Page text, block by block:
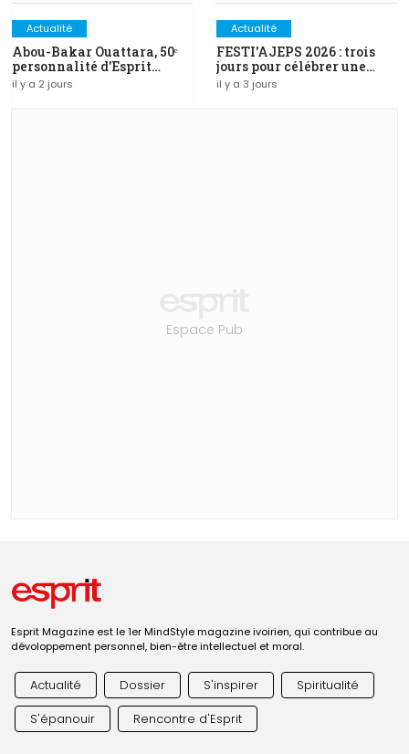
Espace Pub
Actualité
Abou-Bakar Ouattara, 50ᵉ
personnalité d'Esprit
Magazine distinguée au
Prix d'Excellence 2026
il y a 2 jours
Actualité
FESTI'AJEPS 2026 : trois
jours pour célébrer une
identité, inaugurer un
avenir
il y a 3 jours
Esprit Magazine est le 1er MindStyle magazine ivoirien, qui contribue au
dévoloppement personnel, bien-être intellectuel et moral.
Actualité Dossier S'inspirer
Spiritualité
S'épanouir
Rencontre d'Esprit